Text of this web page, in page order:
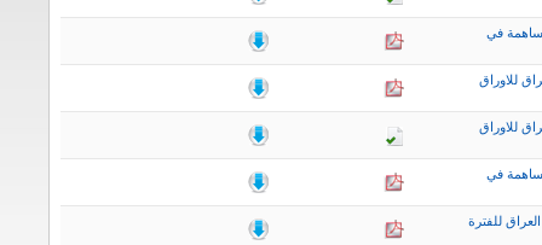
في
للاوراق
للاوراق
في
للفترة